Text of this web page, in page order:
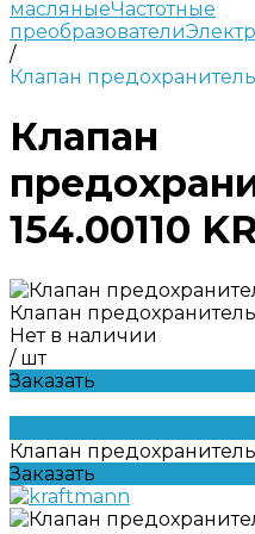
масляныеЧастотные
преобразователи
/
Клапан
Клапан
154.00110
Клапан
Нет в наличии
/ шт
Заказать
Клапан
Заказать